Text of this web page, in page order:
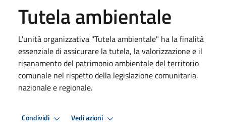
Tutela ambientale
L'unità organizzativa "Tutela ambientale" ha la finalità
essenziale di assicurare la tutela, la valorizzazione e il
risanamento del patrimonio ambientale del territorio
comunale nel rispetto della legislazione comunitaria,
nazionale e regionale.
Condividi Vedi azioni